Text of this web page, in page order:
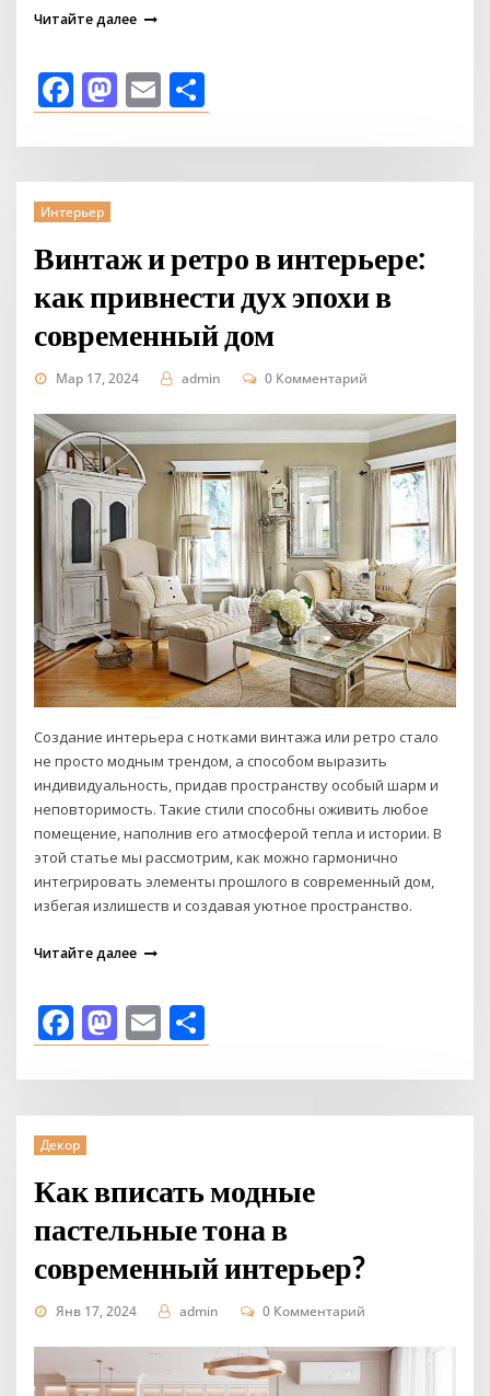
Читайте далее
Facebook
Mastodon
Email
Интерьер
Винтаж и ретро в интерьере:
как привнести дух эпохи в
современный дом
Мар 17, 2024 admin 0 Комментарий
Создание интерьера с нотками винтажа или ретро стало
не просто модным трендом, а способом выразить
индивидуальность, придав пространству особый шарм и
неповторимость. Такие стили способны оживить любое
помещение, наполнив его атмосферой тепла и истории. В
этой статье мы рассмотрим, как можно гармонично
интегрировать элементы прошлого в современный дом,
избегая излишеств и создавая уютное пространство.
Читайте далее
Facebook
Mastodon
Email
Декор
Как вписать модные
пастельные тона в
современный интерьер?
Янв 17, 2024 admin 0 Комментарий